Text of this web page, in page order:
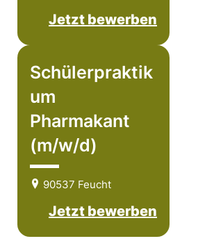
Jetzt bewerben
Schülerpraktik
um
Pharmakant
(m/w/d)
90537 Feucht
Jetzt bewerben